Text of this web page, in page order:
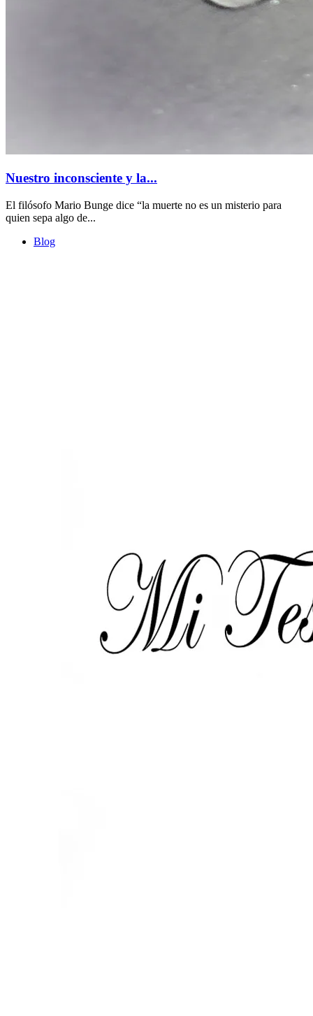
Nuestro inconsciente y la...
El filósofo Mario Bunge dice “la muerte no es un misterio para
quien sepa algo de...
Blog